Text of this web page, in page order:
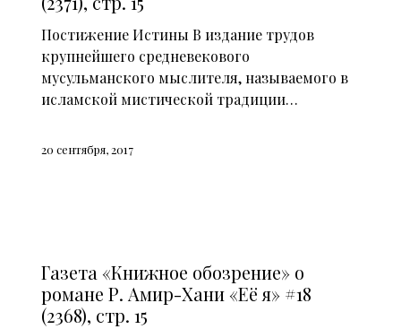
Постижение Истины В издание трудов
крупнейшего средневекового
мусульманского мыслителя, называемого в
исламской мистической традиции…
20 сентября, 2017
Газета «Книжное обозрение» о
романе Р. Амир-Хани «Её я» #18
(2368), стр. 15